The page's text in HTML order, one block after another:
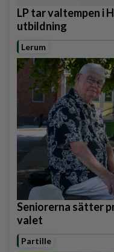
LP tar valtempen i
utbildning
Lerum
Seniorerna sätter
valet
Partille